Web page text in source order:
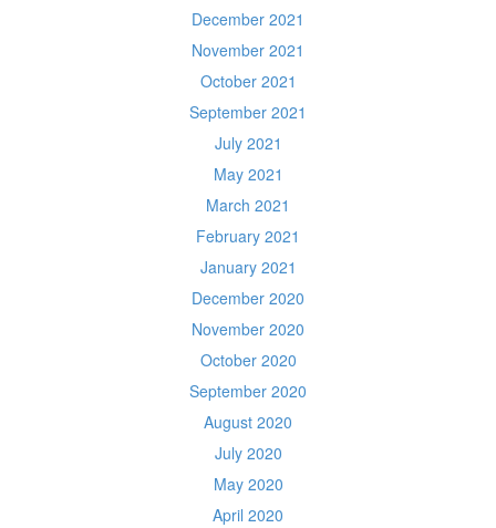
December 2021
November 2021
October 2021
September 2021
July 2021
May 2021
March 2021
February 2021
January 2021
December 2020
November 2020
October 2020
September 2020
August 2020
July 2020
May 2020
April 2020